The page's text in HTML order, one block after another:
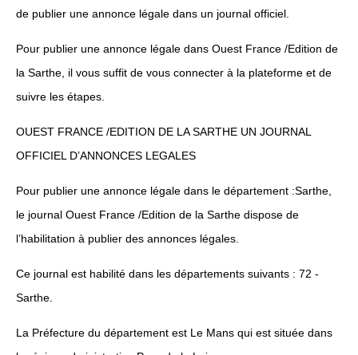
de publier une annonce légale dans un journal officiel.
Pour publier une annonce légale dans Ouest France /Edition de
la Sarthe, il vous suffit de vous connecter à la plateforme et de
suivre les étapes.
OUEST FRANCE /EDITION DE LA SARTHE UN JOURNAL
OFFICIEL D’ANNONCES LEGALES
Pour publier une annonce légale dans le département :Sarthe,
le journal Ouest France /Edition de la Sarthe dispose de
l’habilitation à publier des annonces légales.
Ce journal est habilité dans les départements suivants : 72 -
Sarthe.
La Préfecture du département est Le Mans qui est située dans